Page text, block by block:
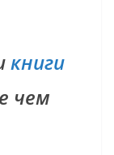
книги
чем